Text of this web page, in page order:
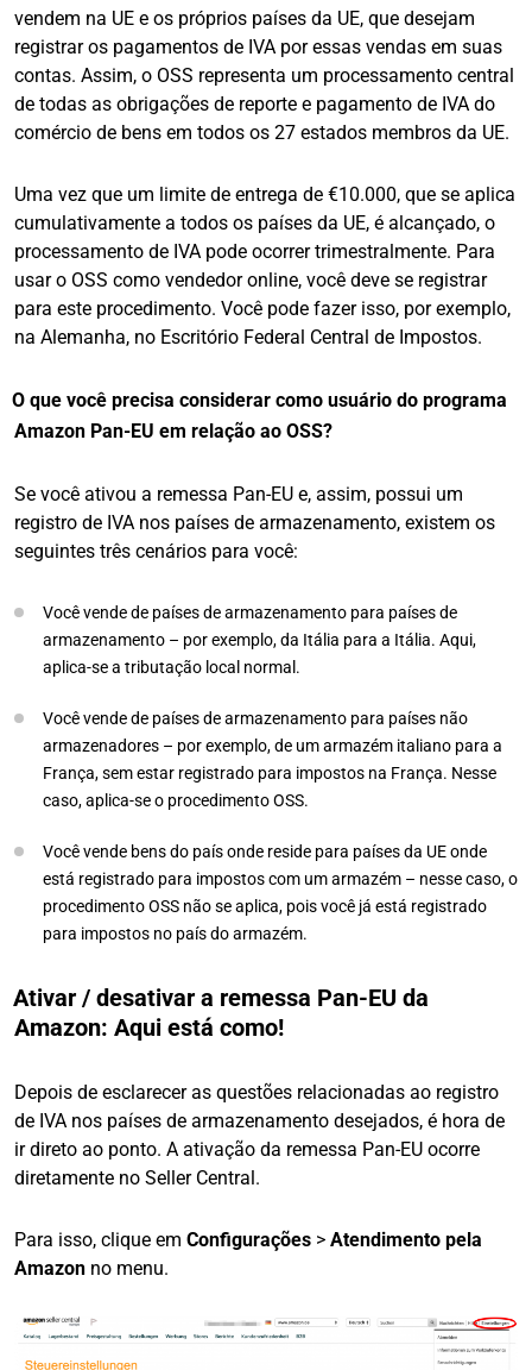
vendem na UE e os próprios países da UE, que desejam
registrar os pagamentos de IVA por essas vendas em suas
contas. Assim, o OSS representa um processamento central
de todas as obrigações de reporte e pagamento de IVA do
comércio de bens em todos os 27 estados membros da UE.
Uma vez que um limite de entrega de €10.000, que se aplica
cumulativamente a todos os países da UE, é alcançado, o
processamento de IVA pode ocorrer trimestralmente. Para
usar o OSS como vendedor online, você deve se registrar
para este procedimento. Você pode fazer isso, por exemplo,
na Alemanha, no Escritório Federal Central de Impostos.
O que você precisa considerar como usuário do programa
Amazon Pan-EU em relação ao OSS?
Se você ativou a remessa Pan-EU e, assim, possui um
registro de IVA nos países de armazenamento, existem os
seguintes três cenários para você:
Você vende de países de armazenamento para países de
armazenamento – por exemplo, da Itália para a Itália. Aqui,
aplica-se a tributação local normal.
Você vende de países de armazenamento para países não
armazenadores – por exemplo, de um armazém italiano para a
França, sem estar registrado para impostos na França. Nesse
caso, aplica-se o procedimento OSS.
Você vende bens do país onde reside para países da UE onde
está registrado para impostos com um armazém – nesse caso, o
procedimento OSS não se aplica, pois você já está registrado
para impostos no país do armazém.
Ativar / desativar a remessa Pan-EU da
Amazon: Aqui está como!
Depois de esclarecer as questões relacionadas ao registro
de IVA nos países de armazenamento desejados, é hora de
ir direto ao ponto. A ativação da remessa Pan-EU ocorre
diretamente no Seller Central.
Para isso, clique em Configurações > Atendimento pela
Amazon no menu.